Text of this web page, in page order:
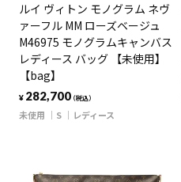
ルイ ヴィトン モノグラム ネヴ
ァーフル MM ローズベージュ
M46975 モノグラムキャンバス
レディース バッグ 【未使用】
【bag】
¥ 282,700（税込）
未使用 S レディース